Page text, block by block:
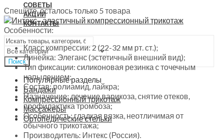
СОВЕТЫ
АКЦИИ
КОНТАКТЫ
Поиск
Популярные разделы
Бандажи
Компрессионный трикотаж
Массажеры
Ортопедические стельки
Спешите, осталось только 5 товара
Особенности:
Класс компрессии: 2 (22-32 мм рт. ст.);
Линейка: Элеганс (эстетичный внешний вид);
Тип фиксации: силиконовая резинка с точечным
напылением;
Состав: полиамид, лайкра;
Назначение: лечение варикоза, снятие отеков,
профилактика тромбоза;
Особенность: гладкая вязка, неотличимая от
обычного трикотажа;
Производитель: Интекс (Россия).